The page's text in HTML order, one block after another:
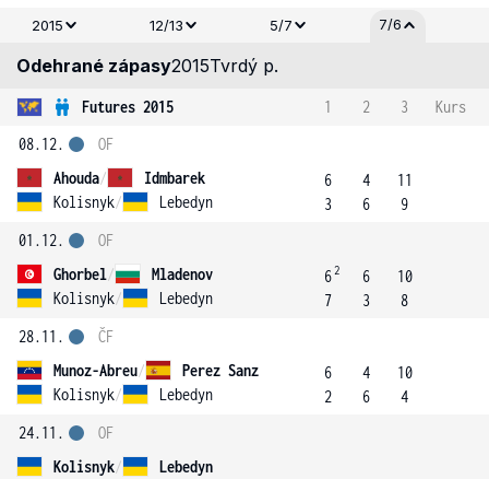
2015
12/13 5/7 7/6
Odehrané zápasy2015Tvrdý p.
Futures 2015 1 2 3
Kurs
08.12.
Ahouda/
Idmbarek
Kolisnyk/ Lebedyn
OF
6
3
4
6
11
9
01.12.
Ghorbel/
Mladenov
Kolisnyk/ Lebedyn
OF
62
7
6
3
10
8
28.11.
Munoz-Abreu/
Perez Sanz
Kolisnyk/ Lebedyn
ČF
6
2
4
6
10
4
24.11.
Kolisnyk/
Lebedyn
OF